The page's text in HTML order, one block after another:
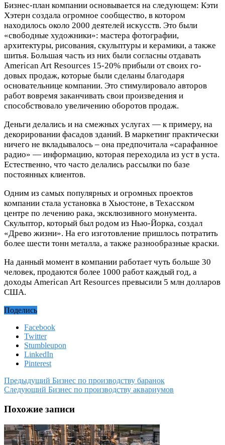
Бизнес-план компании основывается на следующем: Кэти
Хэтерн создала огромное сообщество, в котором
находилось около 2000 деятелей искусств. Это были
«свободные ху­дожники»: мастера фотографии,
архитектуры, рисования, скульптуры и керамики, а также
шитья. Большая часть из них были согласны отдавать
American Art Resources 15-20% прибыли от своих го­
довых продаж, которые были сделаны благодаря
основательнице компании. Это стимулировало авторов
работ вовремя заканчивать свои произведения и
способствовало увеличению оборотов продаж.
Деньги делались и на смежных услугах — к примеру, на
декорировании фасадов зданий. В маркетинг практически
ничего не вкладывалось – она предпочитала «сарафанное
ра­дио» — информацию, которая переходила из уст в уста.
Естественно, что часто делались рассылки по базе
постоянных клиентов.
Одним из самых популярных и огромных проектов
компании стала установка в Хьюстоне, в Техасском
центре по лечению рака, эксклюзивного монумента.
Скульптор, который был родом из Нью-Йорка, создал
«Древо жизни». На его изготовление пришлось потратить
более шести тонн металла, а также разнообразные краски.
На данный момент в компании работает чуть больше 30
человек, продаются более 1000 работ каждый год, а
доходы American Art Resources превысили 5 млн долларов
США.
Поделись
Facebook
Twitter
Stumbleupon
LinkedIn
Pinterest
Предыдущий Бизнес по производству баранок
Следующий Бизнес по производству аквариумов
Похожие записи